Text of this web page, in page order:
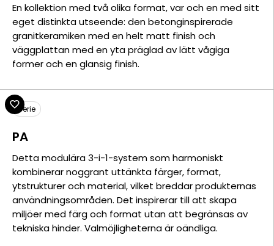
En kollektion med två olika format, var och en med sitt
eget distinkta utseende: den betonginspirerade
granitkeramiken med en helt matt finish och
väggplattan med en yta präglad av lätt vågiga
former och en glansig finish.
Serie
PA
Detta modulära 3-i-1-system som harmoniskt
kombinerar noggrant uttänkta färger, format,
ytstrukturer och material, vilket breddar produkternas
användningsområden. Det inspirerar till att skapa
miljöer med färg och format utan att begränsas av
tekniska hinder. Valmöjligheterna är oändliga.